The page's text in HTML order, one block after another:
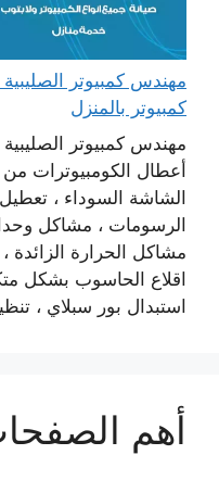
كمبيوتر بالمنزل
مهندس كمبيوتر
أعطال الكومبيوترات
الشاشة السوداء ،
الرسومات ، مشاكل
مشاكل الحرارة الزائدة
اقلاع الحاسوب بشكل
استبدال بور سبلاي ،
أهم